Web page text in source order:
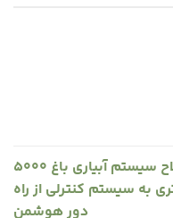
اصلاح سیستم آبیاری باغ ۵۰۰۰
به سیستم کنترلی از راه
دور هوشمن